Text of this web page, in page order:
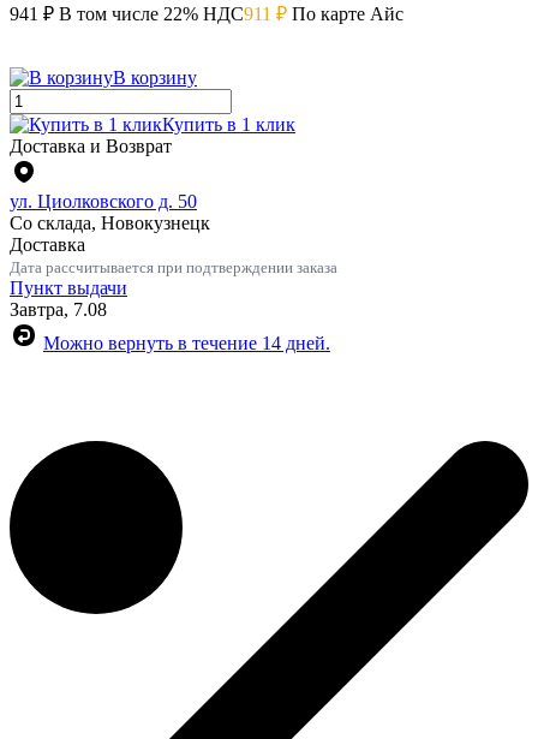
941 ₽ В том числе 22% НДС911 ₽ По карте Айс
В корзину
Купить в 1 клик
Доставка и Возврат
ул. Циолковского д. 50
Со склада, Новокузнецк
Доставка
Дата рассчитывается при подтверждении заказа
Пункт выдачи
Завтра, 7.08
Можно вернуть в течение 14 дней.